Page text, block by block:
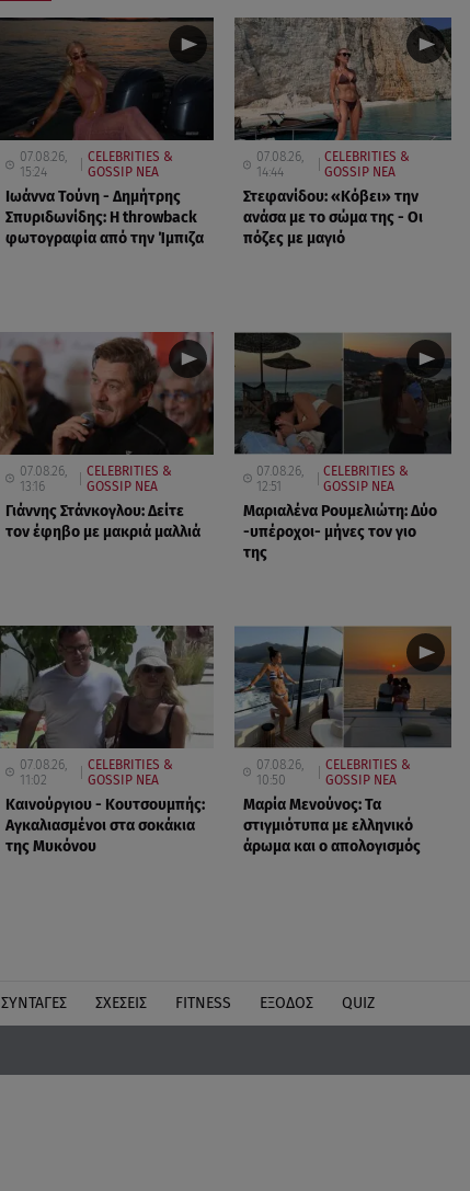
07.08.26,
15:24
CELEBRITIES &
GOSSIP ΝΕΑ
Ιωάννα Τούνη - Δημήτρης
Σπυριδωνίδης: Η throwback
φωτογραφία από την Ίμπιζα
07.08.26,
14:44
CELEBRITIES &
GOSSIP ΝΕΑ
Στεφανίδου: «Κόβει» την
ανάσα με το σώμα της - Οι
πόζες με μαγιό
07.08.26,
13:16
CELEBRITIES &
GOSSIP ΝΕΑ
Γιάννης Στάνκογλου: Δείτε
τον έφηβο με μακριά μαλλιά
07.08.26,
12:51
CELEBRITIES &
GOSSIP ΝΕΑ
Μαριαλένα Ρουμελιώτη: Δύο
-υπέροχοι- μήνες τον γιο
της
07.08.26,
11:02
CELEBRITIES &
GOSSIP ΝΕΑ
Καινούργιου - Κουτσουμπής:
Αγκαλιασμένοι στα σοκάκια
της Μυκόνου
07.08.26,
10:50
CELEBRITIES &
GOSSIP ΝΕΑ
Μαρία Μενούνος: Τα
στιγμιότυπα με ελληνικό
άρωμα και ο απολογισμός
ΣΥΝΤΑΓΕΣ ΣΧΕΣΕΙΣ FITNESS ΕΞΟΔΟΣ QUIZ